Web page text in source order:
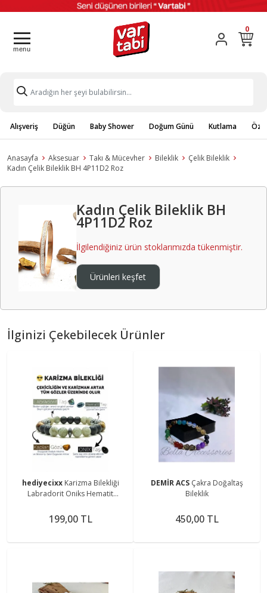
0
Alışveriş Düğün Baby Shower Doğum Günü Kutlama
Anasayfa Aksesuar Takı & Mücevher Bileklik
Çelik Bileklik
Kadın Çelik Bileklik BH 4P11D2 Roz
Kadın Çelik Bileklik BH
4P11D2 Roz
İlgilendiğiniz ürün stoklarımızda tükenmiştir.
Ürünleri keşfet
İlginizi Çekebilecek Ürünler
hediyecixx Karizma Bilekliği
Labradorit Oniks Hematit
199,00 TL
DEMİR ACS Çakra Doğaltaş
Bileklik
450,00 TL